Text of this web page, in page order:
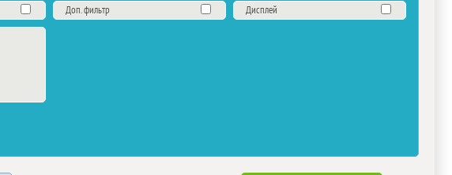
Доп. фильтр Дисплей